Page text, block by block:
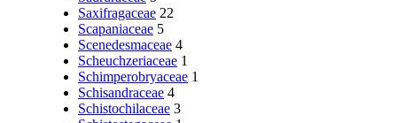
Saxifragaceae 22
Scapaniaceae 5
Scenedesmaceae 4
Scheuchzeriaceae 1
Schimperobryaceae 1
Schisandraceae 4
Schistochilaceae 3